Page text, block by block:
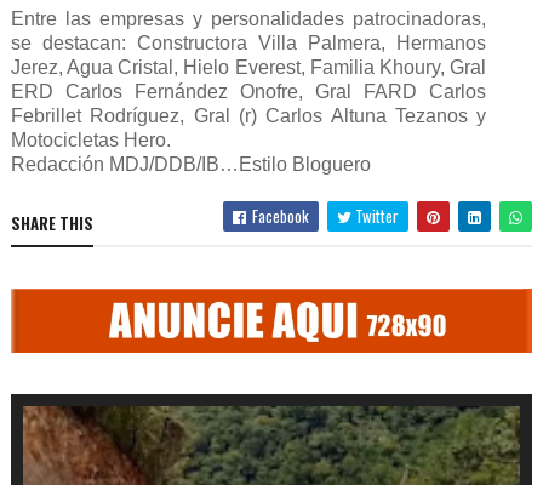
Entre las empresas y personalidades patrocinadoras,
se destacan: Constructora Villa Palmera, Hermanos
Jerez, Agua Cristal, Hielo Everest, Familia Khoury, Gral
ERD Carlos Fernández Onofre, Gral FARD Carlos
Febrillet Rodríguez, Gral (r) Carlos Altuna Tezanos y
Motocicletas Hero.
Redacción MDJ/DDB/IB…Estilo Bloguero
SHARE THIS Facebook Twitter